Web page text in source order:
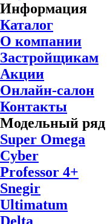
Информация
Каталог
О компании
Застройщикам
Акции
Онлайн-салон
Контакты
Модельный ряд
Super Omega
Cyber
Professor 4+
Snegir
Ultimatum